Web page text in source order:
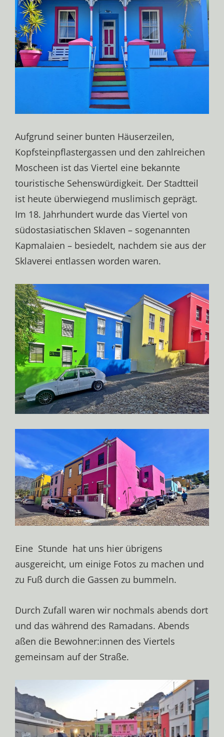
Aufgrund seiner bunten Häuserzeilen,
Kopfsteinpflastergassen und den zahlreichen
Moscheen ist das Viertel eine bekannte
touristische Sehenswürdigkeit. Der Stadtteil
ist heute überwiegend muslimisch geprägt.
Im 18. Jahrhundert wurde das Viertel von
südostasiatischen Sklaven – sogenannten
Kapmalaien – besiedelt, nachdem sie aus der
Sklaverei entlassen worden waren.
Eine Stunde hat uns hier übrigens
ausgereicht, um einige Fotos zu machen und
zu Fuß durch die Gassen zu bummeln.
Durch Zufall waren wir nochmals abends dort
und das während des Ramadans. Abends
aßen die Bewohner:innen des Viertels
gemeinsam auf der Straße.